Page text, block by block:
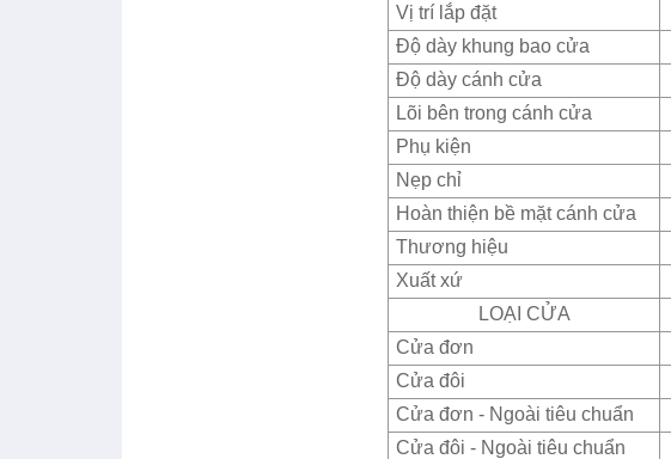
Vị trí lắp đặt
Độ dày khung bao cửa
Độ dày cánh cửa
Lõi bên trong cánh cửa
Phụ kiện
Nẹp chỉ
Hoàn thiện bề mặt cánh cửa
Thương hiệu
Xuất xứ
LOẠI CỬA
Cửa đơn
Cửa đôi
Cửa đơn - Ngoài tiêu chuẩn
Cửa đôi - Ngoài tiêu chuẩn